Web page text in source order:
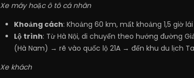
Xe máy hoặc ô tô cá nhân
Khoảng cách: Khoảng 60 km, mất khoảng 1,5 giờ lái
Lộ trình: Từ Hà Nội, di chuyển theo hướng đường
(Hà Nam) → rẽ vào quốc lộ 21A → đến khu du lịch
Xe khách